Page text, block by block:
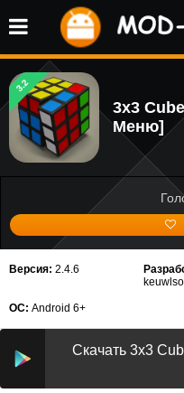
3.2
3x3
Меню]
Версия: 2.4.6
ОС: Android 6+
Скачать 3x3